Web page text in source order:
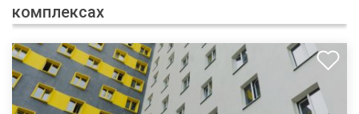
комплексах